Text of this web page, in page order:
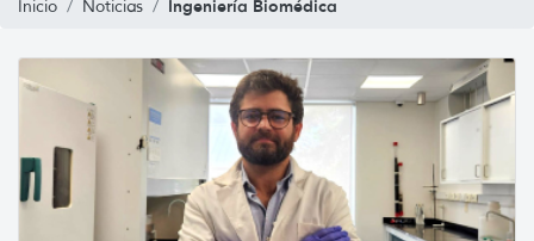
Inicio Noticias Ingeniería Biomédica